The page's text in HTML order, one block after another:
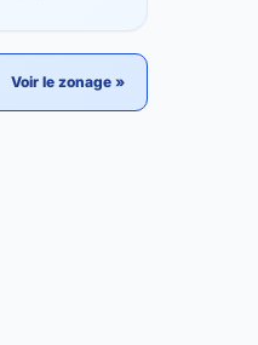
Voir le zonage »